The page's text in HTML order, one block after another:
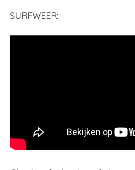
SURFWEER: